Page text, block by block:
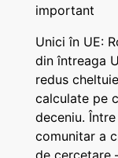
important
Unici în UE:
din întreaga
redus
calculate pe
deceniu.
comunitar a
de cercetare